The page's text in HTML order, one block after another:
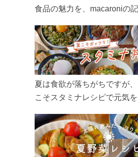
食品の魅力を、macaroniの
ん、製造現場や品質へのこ
こめ油をもっと好きになる
ぜひお楽しみください。
夏は食欲が落ちがちですが
こそスタミナレシピで元気
リ食べて、夏バテを吹き飛
う！